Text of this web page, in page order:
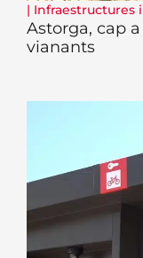
| Infraestructures
Astorga, cap
vianants